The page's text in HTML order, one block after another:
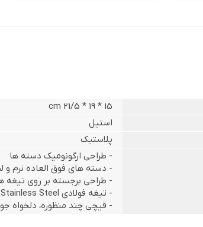
15 * 19 * 21/5 cm
استیل
پلاستیک
- طراحی ارگونومیک دسته ها
- دسته های فوق العاده نرم و
- طراحی برجسته بر روی تیغه
- تیغه فولادی Stainless Steel
- قیچی چند منظوره، دلخواه